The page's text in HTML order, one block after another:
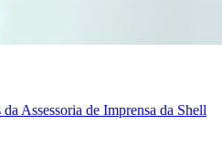
Assessoria de Imprensa da Shell